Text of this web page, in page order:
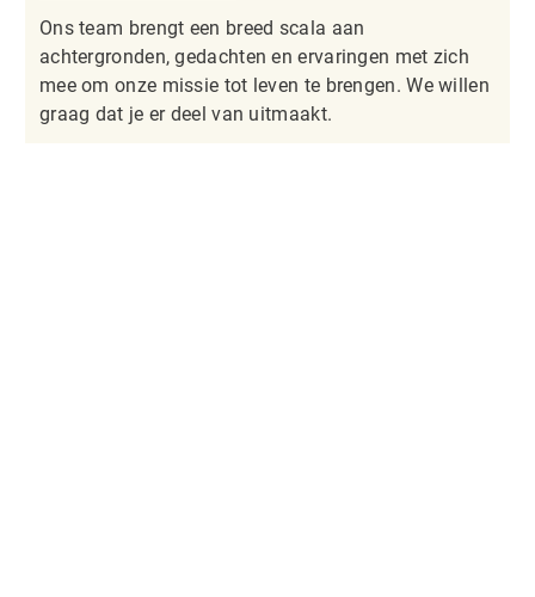
Ons team brengt een breed scala aan
achtergronden, gedachten en ervaringen met zich
mee om onze missie tot leven te brengen. We willen
graag dat je er deel van uitmaakt.